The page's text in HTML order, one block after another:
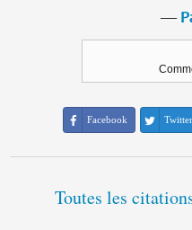
―
Facebook Twitter
Toutes les